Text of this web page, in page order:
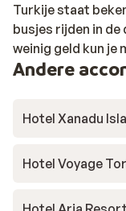
Turkije staat
busjes rijden in de
weinig geld kun je
Andere
Hotel Xanadu
Hotel Voyage